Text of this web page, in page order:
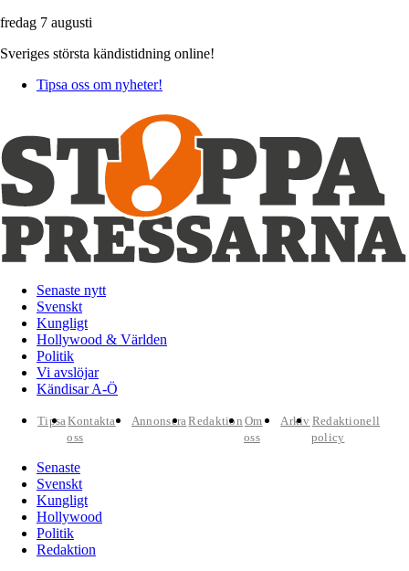
fredag 7 augusti
Sveriges största kändistidning online!
Tipsa oss om nyheter!
Senaste nytt
Svenskt
Kungligt
Hollywood & Världen
Politik
Vi avslöjar
Kändisar A-Ö
TipsaKontakta
oss
AnnonseraRedaktion Om
oss
Arkiv Redaktionell
policy
Senaste
Svenskt
Kungligt
Hollywood
Politik
Redaktion